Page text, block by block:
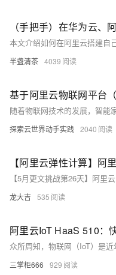
半盏清茶 4039
基于阿里云物联网平台
探索云世界动手实践 2040
龙大吉 535
三掌柜666 929